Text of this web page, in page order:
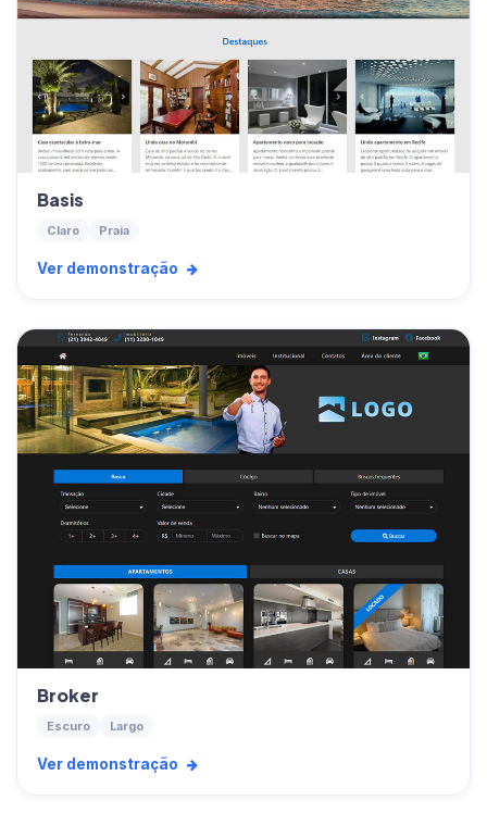
Basis
Claro Praia
Ver demonstração
Broker
Escuro Largo
Ver demonstração